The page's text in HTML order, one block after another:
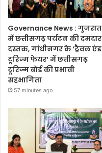
Governance News : गुजरात
में छत्तीसगढ़ पर्यटन की दमदार
दस्तक, गांधीनगर के ‘ट्रैवल एंड
टूरिज्म फेयर’ में छत्तीसगढ़
टूरिज्म बोर्ड की प्रभावी
सहभागिता
57 minutes ago